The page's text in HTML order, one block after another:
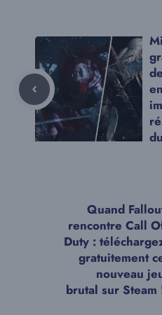
Quand
rencontre Call
Duty :
gratuitement
nouveau
brutal sur Steam